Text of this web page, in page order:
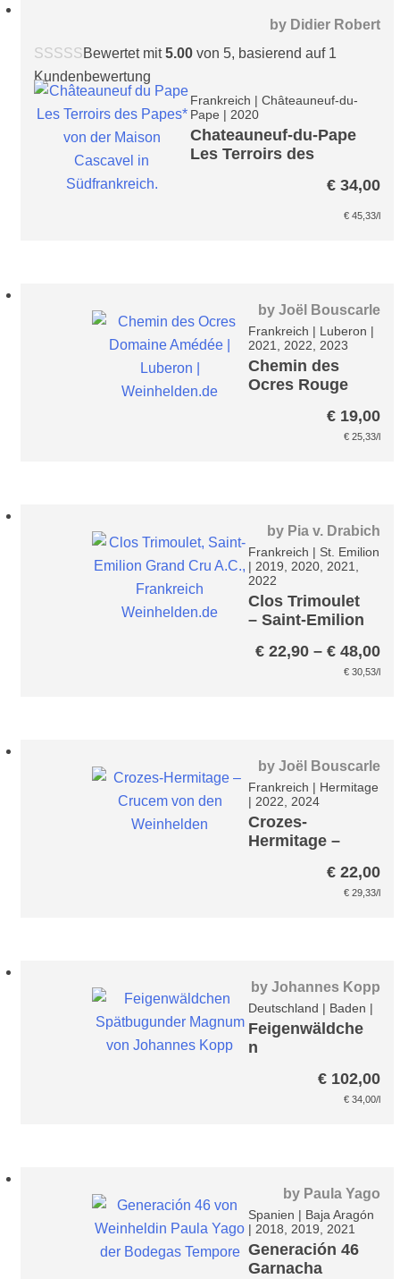
by Didier Robert
Bewertet mit5.00von 5, basierend auf 1
Kundenbewertung
Frankreich | Châteauneuf-du-
Pape | 2020
Chateauneuf-du-Pape
Les Terroirs des
€ 34,00
€ 45,33/l
byJoël Bouscarle
Frankreich | Luberon |
2021, 2022, 2023
Chemin des
Ocres Rouge
€ 19,00
€ 25,33/l
by Pia v. Drabich
Frankreich | St. Emilion
| 2019, 2020, 2021,
2022
Clos Trimoulet
– Saint-Emilion
€ 22,90 –€ 48,00
€
€ 30,53/l
byJoël Bouscarle
Frankreich | Hermitage
| 2022, 2024
Crozes-
Hermitage –
€ 22,00
€ 29,33/l
byJohannes Kopp
Deutschland | Baden |
Feigenwäldche
n
Magnum Paket
€ 102,00
€ 34,00/l
by Paula Yago
Spanien | Baja Aragón
| 2018, 2019, 2021
Generación 46
Garnacha